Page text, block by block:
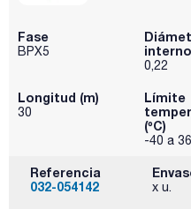
Fase
BPX5
0,22
Longitud (m)
30
Límite
(ºC)
-40 a
Referencia
032-054142
x u.